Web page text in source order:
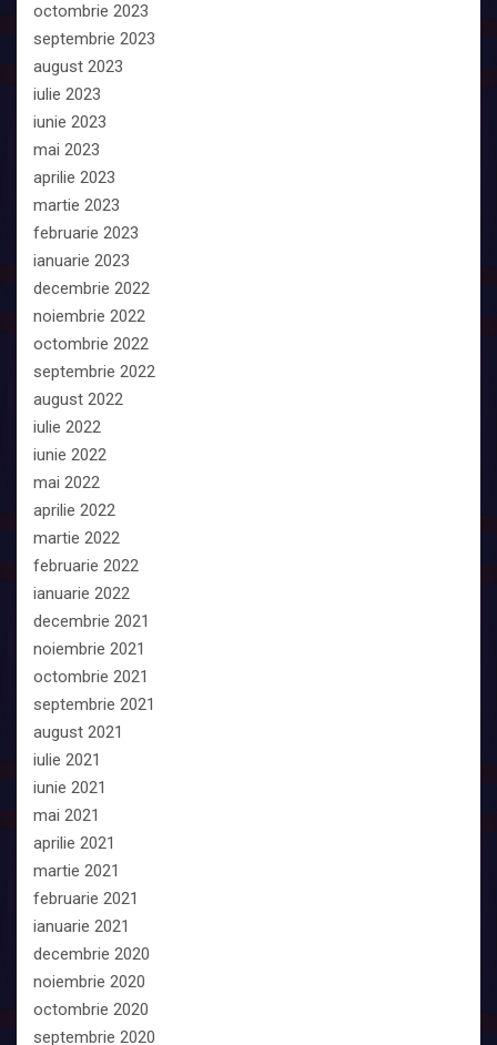
octombrie 2023
septembrie 2023
august 2023
iulie 2023
iunie 2023
mai 2023
aprilie 2023
martie 2023
februarie 2023
ianuarie 2023
decembrie 2022
noiembrie 2022
octombrie 2022
septembrie 2022
august 2022
iulie 2022
iunie 2022
mai 2022
aprilie 2022
martie 2022
februarie 2022
ianuarie 2022
decembrie 2021
noiembrie 2021
octombrie 2021
septembrie 2021
august 2021
iulie 2021
iunie 2021
mai 2021
aprilie 2021
martie 2021
februarie 2021
ianuarie 2021
decembrie 2020
noiembrie 2020
octombrie 2020
septembrie 2020